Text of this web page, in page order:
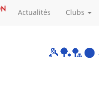
Actualités Clubs